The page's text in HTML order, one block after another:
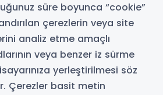
süre boyunca “cookie”
çerezlerin veya site
analiz etme amaçlı
veya benzer iz sürme
yerleştirilmesi söz
Çerezler basit metin